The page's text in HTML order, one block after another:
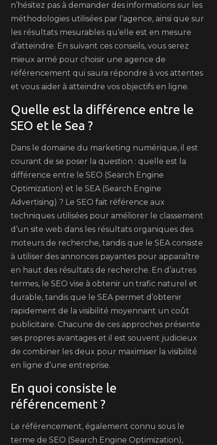
n’hésitez pas à demander des informations sur les
méthodologies utilisées par l’agence, ainsi que sur
les résultats mesurables qu’elle est en mesure
d’atteindre. En suivant ces conseils, vous serez
mieux armé pour choisir une agence de
référencement qui saura répondre à vos attentes
et vous aider à atteindre vos objectifs en ligne.
Quelle est la différence entre le
SEO et le Sea ?
Dans le domaine du marketing numérique, il est
courant de se poser la question : quelle est la
différence entre le SEO (Search Engine
Optimization) et le SEA (Search Engine
Advertising) ? Le SEO fait référence aux
techniques utilisées pour améliorer le classement
d’un site web dans les résultats organiques des
moteurs de recherche, tandis que le SEA consiste
à utiliser des annonces payantes pour apparaître
en haut des résultats de recherche. En d’autres
termes, le SEO vise à obtenir un trafic naturel et
durable, tandis que le SEA permet d’obtenir
rapidement de la visibilité moyennant un coût
publicitaire. Chacune de ces approches présente
ses propres avantages et il est souvent judicieux
de combiner les deux pour maximiser la visibilité
en ligne d’une entreprise.
En quoi consiste le
référencement ?
Le référencement, également connu sous le
terme de SEO (Search Engine Optimization),